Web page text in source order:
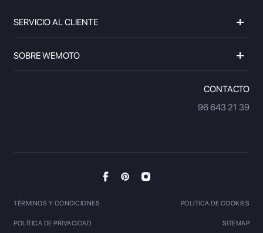
SERVICIO AL CLIENTE
SOBRE WEMOTO
CONTACTO
96 643 21 39
TÉRMINOS Y CONDICIONES POLÍTICA DE COOKIES
POLÍTICA DE PRIVACIDAD SITEMAP